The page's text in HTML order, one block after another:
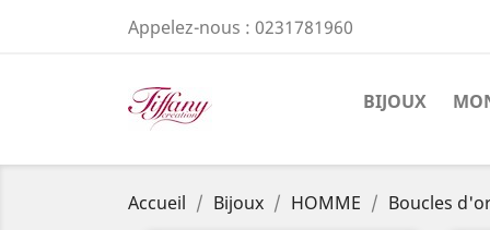
Appelez-nous : 0231781960
BIJOUX
Accueil Bijoux HOMME Boucles